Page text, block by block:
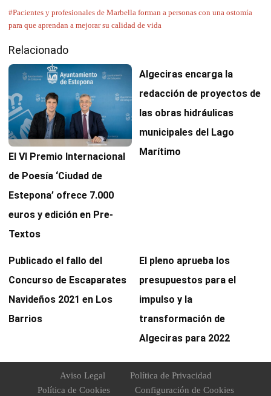
#Pacientes y profesionales de Marbella forman a personas con una ostomía
para que aprendan a mejorar su calidad de vida
Relacionado
El VI Premio Internacional
de Poesía ‘Ciudad de
Estepona’ ofrece 7.000
euros y edición en Pre-
Textos
Algeciras encarga la
redacción de proyectos de
las obras hidráulicas
municipales del Lago
Marítimo
Publicado el fallo del
Concurso de Escaparates
Navideños 2021 en Los
Barrios
El pleno aprueba los
presupuestos para el
impulso y la
transformación de
Algeciras para 2022
Aviso Legal
Política de Privacidad
Política de Cookies
Configuración de Cookies